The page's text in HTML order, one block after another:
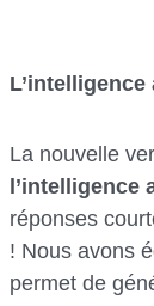
La nouvelle
l’intelligence
réponses
! Nous avons
permet de